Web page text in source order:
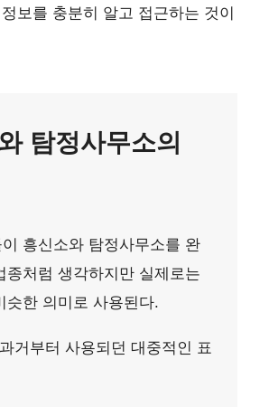
보를 충분히 알고 접근하는 것이
탐정사무소의
흥신소와 탐정사무소를 완
종처럼 생각하지만 실제로는
슷한 의미로 사용된다.
거부터 사용되던 대중적인 표